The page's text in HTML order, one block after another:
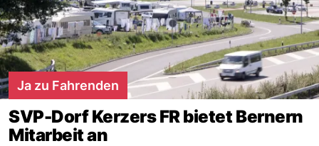
Ja zu Fahrenden
SVP-Dorf Kerzers FR bietet Bernern
Mitarbeit an